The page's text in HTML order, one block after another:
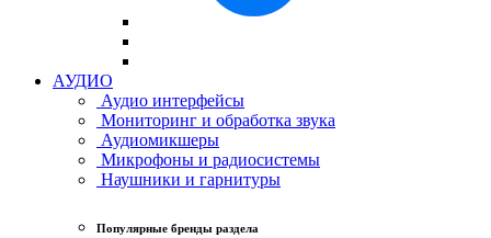
АУДИО
Аудио интерфейсы
Мониторинг и обработка звука
Аудиомикшеры
Микрофоны и радиосистемы
Наушники и гарнитуры
Популярные бренды раздела